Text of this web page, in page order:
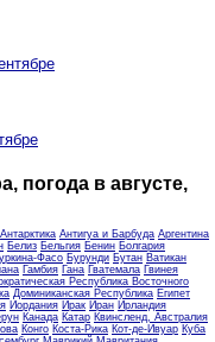
погода в августе,
Антарктика Антигуа и Барбуда Аргентина
Белиз Бельгия Бенин Болгария
Фасо Бурунди Бутан Ватикан
Гамбия Гана Гватемала Гвинея
Республика Восточного
Доминиканская Республика Египет
Иордания Ирак Иран Ирландия
Канада Катар Квинсленд, Австралия
Конго Коста-Рика Кот-де-Ивуар Куба